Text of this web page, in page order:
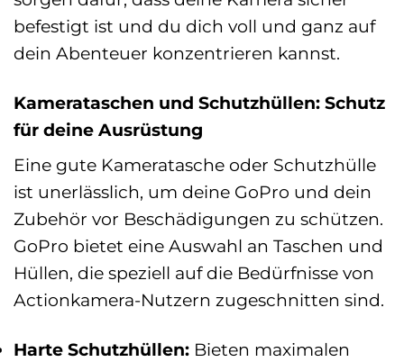
befestigt ist und du dich voll und ganz auf
dein Abenteuer konzentrieren kannst.
Kamerataschen und Schutzhüllen: Schutz
für deine Ausrüstung
Eine gute Kameratasche oder Schutzhülle
ist unerlässlich, um deine GoPro und dein
Zubehör vor Beschädigungen zu schützen.
GoPro bietet eine Auswahl an Taschen und
Hüllen, die speziell auf die Bedürfnisse von
Actionkamera-Nutzern zugeschnitten sind.
Harte Schutzhüllen: Bieten maximalen